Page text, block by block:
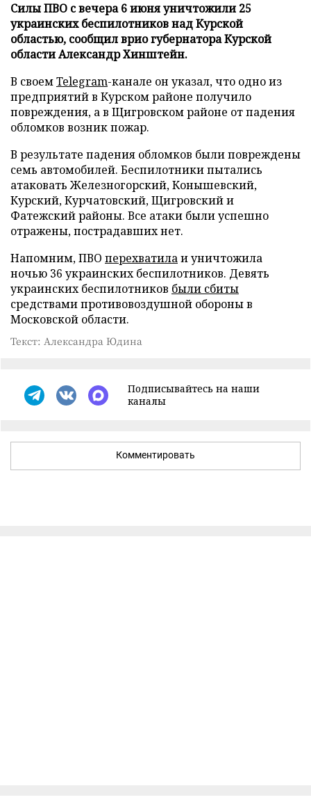
Силы ПВО с вечера 6 июня уничтожили 25
украинских беспилотников над Курской
областью, сообщил врио губернатора Курской
области Александр Хинштейн.
В своемTelegram-канале он указал, что одно из
предприятий в Курском районе получило
повреждения, а в Щигровском районе от падения
обломков возник пожар.
В результате падения обломков были повреждены
семь автомобилей. Беспилотники пытались
атаковать Железногорский, Конышевский,
Курский, Курчатовский, Щигровский и
Фатежский районы. Все атаки были успешно
отражены, пострадавших нет.
Напомним, ПВО перехватилаи уничтожила
ночью 36 украинских беспилотников. Девять
украинских беспилотников были сбиты
средствами противовоздушной обороны в
Московской области.
Текст: Александра Юдина
Подписывайтесь на наши
каналы
Комментировать